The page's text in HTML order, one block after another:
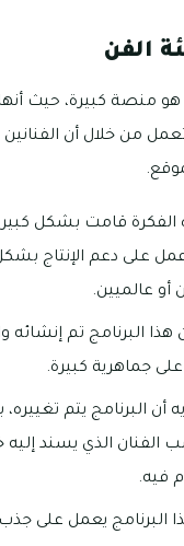
الفن
هو منصة كبيرة، حيث
تعمل من خلال أن
قامت بشكل كبير
عمل على دعم الإنتاج
أو عالميين.
هذا البرنامج تم
أن البرنامج يتم
الفنان الذي يسند
فيه.
البرنامج يعمل على جذب